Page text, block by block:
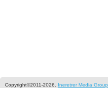
Copyright©2011-2026. Ineretrer Media Group